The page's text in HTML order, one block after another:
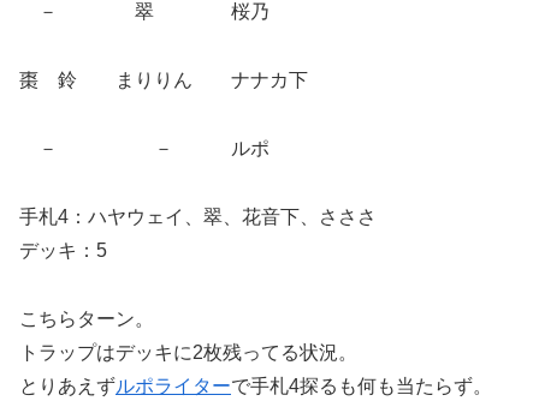
－ 翠 桜乃
棗 鈴 まりりん ナナカ下
－ － ルポ
手札4：ハヤウェイ、翠、花音下、さささ
デッキ：5
こちらターン。
トラップはデッキに2枚残ってる状況。
とりあえずルポライターで手札4探るも何も当たらず。